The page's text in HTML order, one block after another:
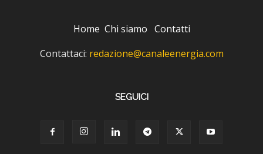
Home Chi siamo Contatti
Contattaci: redazione@canaleenergia.com
SEGUICI